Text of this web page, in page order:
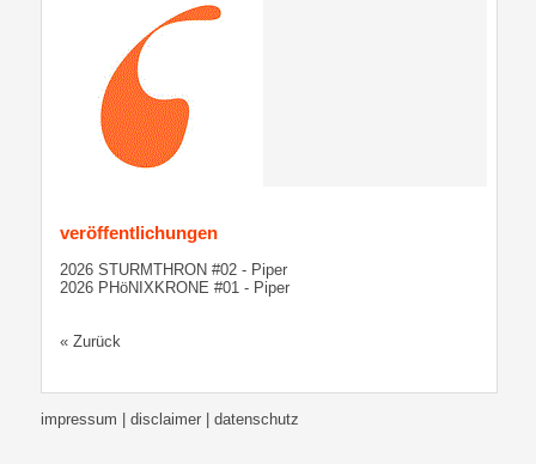
veröffentlichungen
2026 STURMTHRON #02 - Piper
2026 PHöNIXKRONE #01 - Piper
« Zurück
impressum | disclaimer | datenschutz